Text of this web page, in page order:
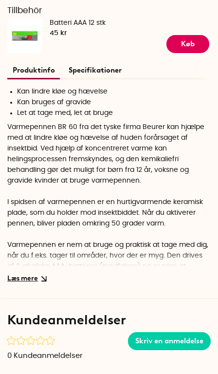
Tillbehör
Batteri AAA 12 stk
45 kr
Køb
Produktinfo Specifikationer
Kan lindre kløe og hævelse
Kan bruges af gravide
Let at tage med, let at bruge
Varmepennen BR 60 fra det tyske firma Beurer kan hjælpe
med at lindre kløe og hævelse af huden forårsaget af
insektbid. Ved hjælp af koncentreret varme kan
helingsprocessen fremskyndes, og den kemikaliefri
behandling gør det muligt for børn fra 12 år, voksne og
gravide kvinder at bruge varmepennen.
I spidsen af varmepennen er en hurtigvarmende keramisk
plade, som du holder mod insektbiddet. Når du aktiverer
pennen, bliver pladen omkring 50 grader varm.
Varmepennen er nem at bruge og praktisk at tage med dig,
når du f.eks. tager til områder, hvor der er myg. Den drives
af 2 alkaliske AAA-batterier (medfølger) og er nem at
producere, hvis du er blevet stukket.
programmet er slut.
Program 1 er for børn og personer med følsom hud. Hold
varmepennen mod biddet og tryk én gang på knappen i
Kundeanmeldelser
Skriv en anmeldelse
0 Kundeanmeldelser